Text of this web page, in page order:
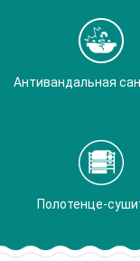
Антивандальная
Полотенце-